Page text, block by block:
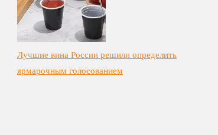
Лучшие вина России решили определить
ярмарочным голосованием